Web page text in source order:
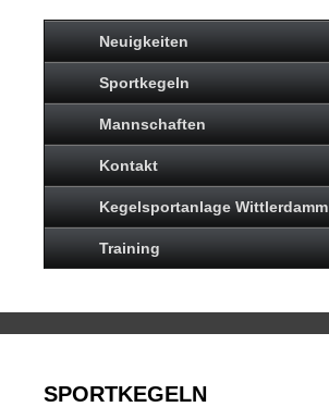
Neuigkeiten
Sportkegeln
Mannschaften
Kontakt
Kegelsportanlage Wittlerdamm
Training
SPORTKEGELN